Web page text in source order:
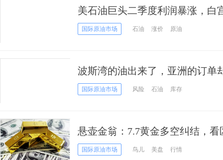
美石油巨头二季度利润暴涨，白
国际原油市场 石油 涨价 原油
波斯湾的油出来了，亚洲的订单
过剩"正在累积
国际原油市场 风险 石油 库存
悬壶金翁：7.7黄金多空纠结，看
国际原油市场 鸟儿 美盘 行情